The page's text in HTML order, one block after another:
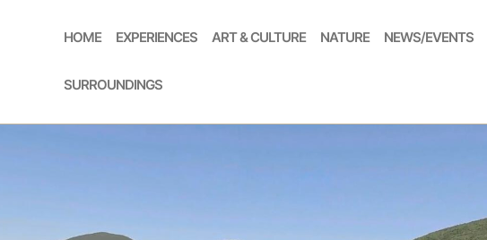
HOME EXPERIENCES ART & CULTURE NATURE NEWS/EVENTS
SURROUNDINGS